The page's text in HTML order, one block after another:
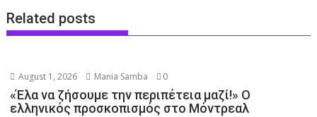
Related posts
August 1, 2026 Mania Samba 0
«Έλα να ζήσουμε την περιπέτεια μαζί!» Ο
ελληνικός προσκοπισμός στο Μόντρεαλ